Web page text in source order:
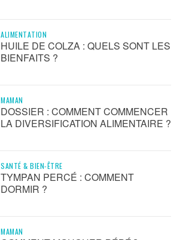
ALIMENTATION
HUILE DE COLZA : QUELS SONT LES
BIENFAITS ?
MAMAN
DOSSIER : COMMENT COMMENCER
LA DIVERSIFICATION ALIMENTAIRE ?
SANTÉ & BIEN-ÊTRE
TYMPAN PERCÉ : COMMENT
DORMIR ?
MAMAN